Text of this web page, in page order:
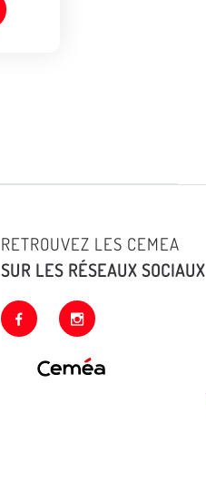
RETROUVEZ LES CEMEA
SUR LES RÉSEAUX SOCIAUX
facebook instagram